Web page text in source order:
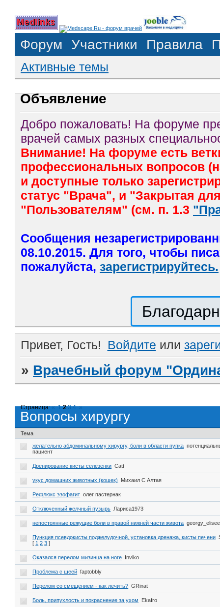
Форум Участники Правила
Активные темы
Объявление
Добро пожаловать! На форуме
врачей самых разных
Внимание! На форуме есть
профессиональных вопросов
и доступные только
статус "Врача", и "Закрытая
"Пользователям" (см. п. 1.3
Сообщения
08.10.2015. Для того, чтобы
пожалуйста, зарегистрируйтесь.
Привет, Гость! Войдите или
» Врачебный форум
Вопросы хирургу
Страница:« 1 2 3 4 »
Тема
желательно абдоминальному хирургу, боли в области пупка
пациент
Дренирование кисты селезенки Catt
укус домашних животных (кошек) Михаил С Алтая
Рефлюкс эзофагит олег пастернак
Отключенный желчный пузырь Лариса1973
непостоянные режущие боли в правой нижней части живота
Пункция псевдокисты поджелудочной, установка дренажа, кисты печени
[ 1 2 3 ]
Оказался перелом мизинца на ноге Inviko
Проблема с шеей faptobbly
Перелом со смещением - как лечить? GRinat
Боль, припухлость и покраснение за ухом Ekafro